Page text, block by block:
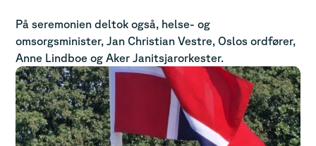
På seremonien deltok også, helse- og
omsorgsminister, Jan Christian Vestre, Oslos ordfører,
Anne Lindboe og Aker Janitsjarorkester.